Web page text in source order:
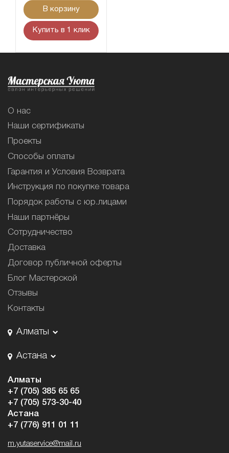
В корзину
Купить в 1 клик
О нас
Наши сертификаты
Проекты
Способы оплаты
Гарантия и Условия Возврата
Инструкция по покупке товара
Порядок работы с юр.лицами
Наши партнёры
Сотрудничество
Доставка
Договор публичной оферты
Блог Мастерской
Отзывы
Контакты
Алматы
Астана
Алматы
+7 (705) 385 65 65
+7 (705) 573-30-40
Астана
+7 (776) 911 01 11
m.yutaservice@mail.ru